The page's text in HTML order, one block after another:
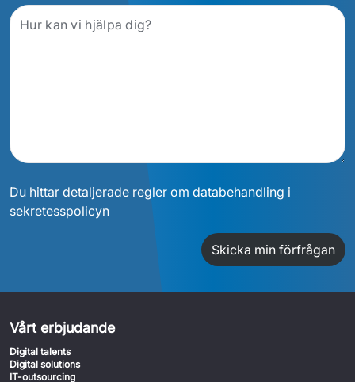
Du hittar detaljerade regler om databehandling i
sekretesspolicyn
Skicka min förfrågan
Vårt erbjudande
Digital talents
Digital solutions
IT-outsourcing